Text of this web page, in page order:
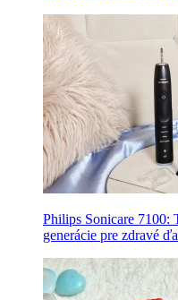
Philips Sonicare 7100:
generácie pre zdravé